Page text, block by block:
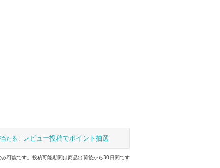
たる！ レビュー投稿でポイント抽選
可能です。投稿可能期間は商品出荷後から30日間です